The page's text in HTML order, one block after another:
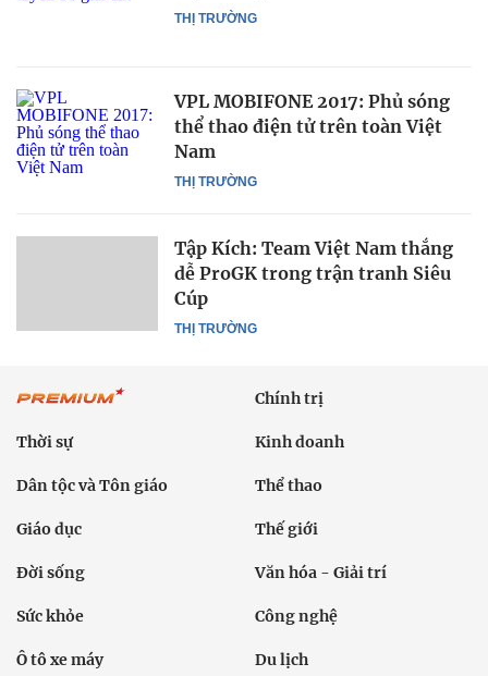
THỊ TRƯỜNG
THỊ TRƯỜNG
VPL MOBIFONE 2017: Phủ sóng
thể thao điện tử trên toàn Việt
Nam
THỊ TRƯỜNG
Tập Kích: Team Việt Nam thắng
dễ ProGK trong trận tranh Siêu
Cúp
Chính trị
Thời sự Kinh doanh
Dân tộc và Tôn giáo Thể thao
Giáo dục Thế giới
Đời sống Văn hóa - Giải trí
Sức khỏe Công nghệ
Ô tô xe máy Du lịch